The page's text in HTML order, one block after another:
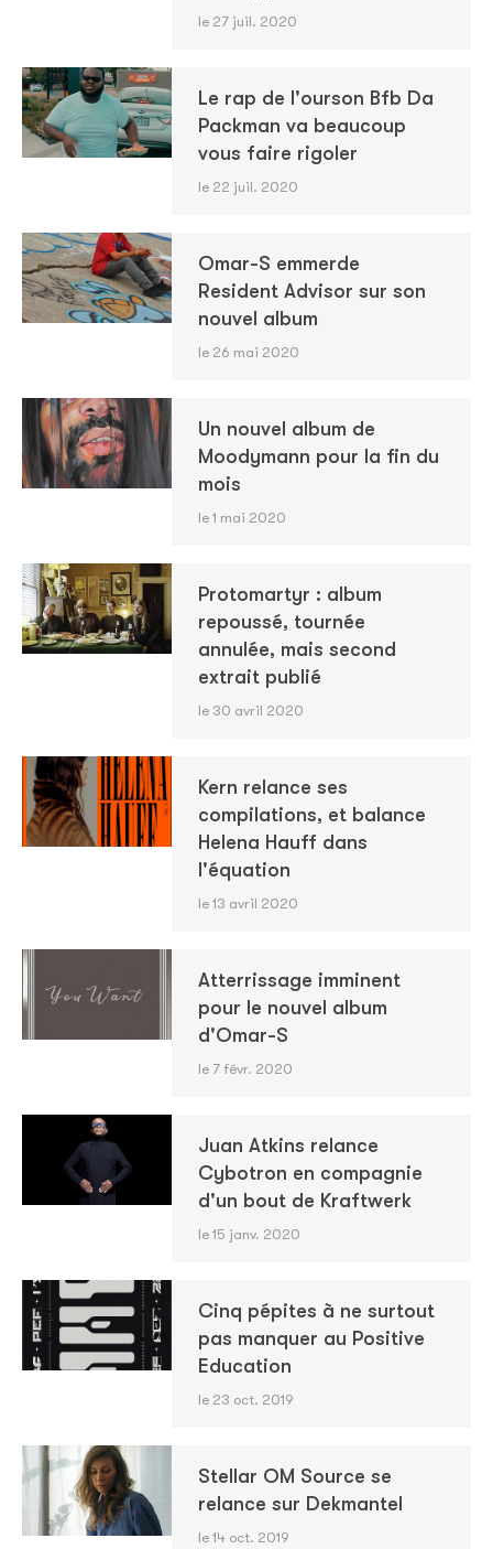
le 27 juil. 2020
Le rap de l'ourson Bfb Da
Packman va beaucoup
vous faire rigoler
le 22 juil. 2020
Omar-S emmerde
Resident Advisor sur son
nouvel album
le 26 mai 2020
Un nouvel album de
Moodymann pour la fin du
mois
le 1 mai 2020
Protomartyr : album
repoussé, tournée
annulée, mais second
extrait publié
le 30 avril 2020
Kern relance ses
compilations, et balance
Helena Hauff dans
l'équation
le 13 avril 2020
Atterrissage imminent
pour le nouvel album
d'Omar-S
le 7 févr. 2020
Juan Atkins relance
Cybotron en compagnie
d'un bout de Kraftwerk
le 15 janv. 2020
Cinq pépites à ne surtout
pas manquer au Positive
Education
le 23 oct. 2019
Stellar OM Source se
relance sur Dekmantel
le 14 oct. 2019